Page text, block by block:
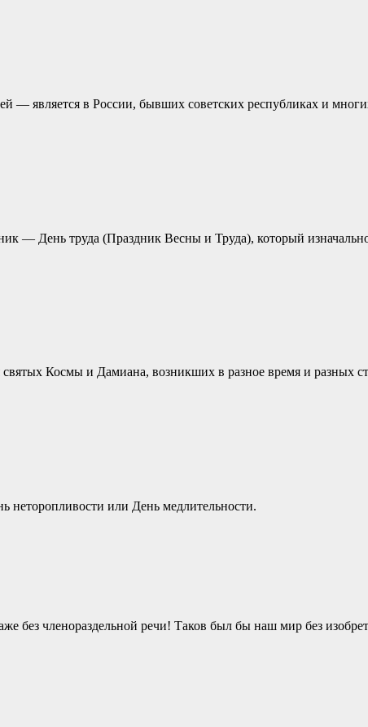
является в России, бывших советских республиках и
— День труда (Праздник Весны и Труда), который
Космы и Дамиана, возникших в разное время и разных
неторопливости или День медлительности.
без членораздельной речи! Таков был бы наш мир без